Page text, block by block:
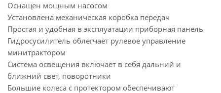
Оснащен мощным насосом
Установлена механическая коробка передач
Простая и удобная в эксплуатации приборная панель
Гидросусилитель облегчает рулевое управление
минитрактором
Система освещения включает в себя дальний и
ближний свет, поворотники
Большие колеса с протектором обеспечивают